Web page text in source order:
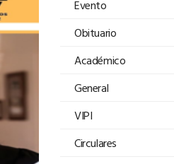
Evento
Obituario
Académico
General
VIPI
Circulares